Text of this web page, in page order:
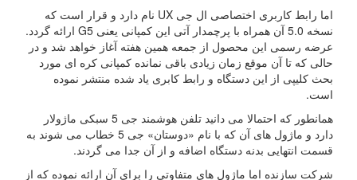
اما رابط کاربری اختصاصی ال جی UX نام دارد و قرار است که
نسخه 5.0 آن همراه با پرچمدار آتی این کمپانی یعنی G5 ارائه گردد.
عرضه رسمی این محصول از جمعه همین هفته آغاز خواهد شد و در
حالی که تا آن موقع زمان زیادی باقی نمانده کمپانی کره ای مورد
بحث کلیپی از این دستگاه و رابط کابری یاد شده منتشر نموده
است.
همانطور که احتمالا می دانید تلفن هوشمند جی 5 سبکی ماژولار
دارد و ماژول های آن که با نام «دوستان» جی 5 خطاب می شوند به
قسمت انتهایی بدنه دستگاه اضافه و از آن جدا می گردند.
شرکت سازنده اما ماژول های متفاوتی را برای آن ارائه نموده که از